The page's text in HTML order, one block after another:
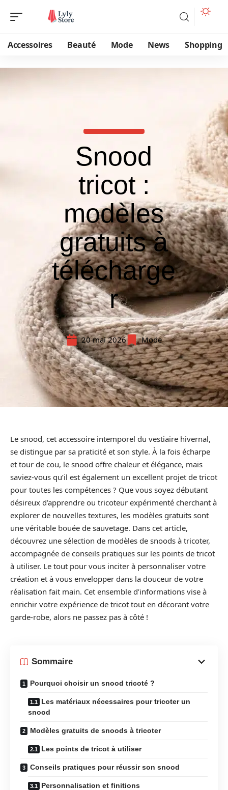
Accessoires Beauté Mode News Shopping
Snood
tricot :
modèles
gratuits à
télécharge
r
20 mai 2026 Mode
Le snood, cet accessoire intemporel du vestiaire hivernal,
se distingue par sa praticité et son style. À la fois écharpe
et tour de cou, le snood offre chaleur et élégance, mais
saviez-vous qu’il est également un excellent projet de tricot
pour toutes les compétences ? Que vous soyez débutant
désireux d’apprendre ou tricoteur expérimenté cherchant à
explorer de nouvelles textures, les modèles gratuits sont
une véritable bouée de sauvetage. Dans cet article,
découvrez une sélection de modèles de snoods à tricoter,
accompagnée de conseils pratiques sur les points de tricot
à utiliser. Le tout pour vous inciter à personnaliser votre
création et à vous envelopper dans la douceur de votre
réalisation fait main. Cet ensemble d’informations vise à
enrichir votre expérience de tricot tout en décorant votre
garde-robe, alors ne passez pas à côté !
Sommaire
Pourquoi choisir un snood tricoté ?
Les matériaux nécessaires pour tricoter un
snood
Modèles gratuits de snoods à tricoter
Les points de tricot à utiliser
Conseils pratiques pour réussir son snood
Personnalisation et finitions